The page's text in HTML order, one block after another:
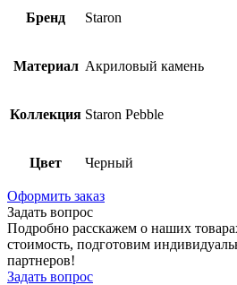
Бренд Staron
Материал Акриловый камень
Коллекция Staron Pebble
Цвет Черный
Оформить заказ
Задать вопрос
Подробно расскажем о наших
стоимость, подготовим
партнеров!
Задать вопрос